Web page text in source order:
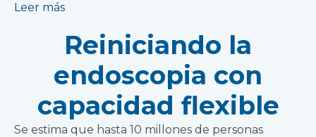
Leer más
Reiniciando la
endoscopia con
capacidad flexible
Se estima que hasta 10 millones de personas